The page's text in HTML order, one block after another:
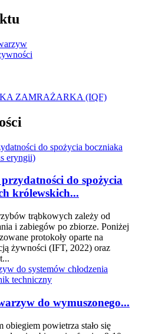
ZAMRAŻARKA (IQF)
do spożycia
królewskich...
trąbkowych zależy od
i zabiegów po zbiorze. Poniżej
protokoły oparte na
żywności (IFT, 2022) oraz
do wymuszonego...
obiegiem powietrza stało się